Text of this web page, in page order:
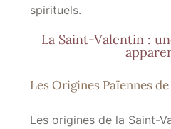
spirituels.
La Saint-Valentin :
Les Origines Païennes
Les origines de la Saint-